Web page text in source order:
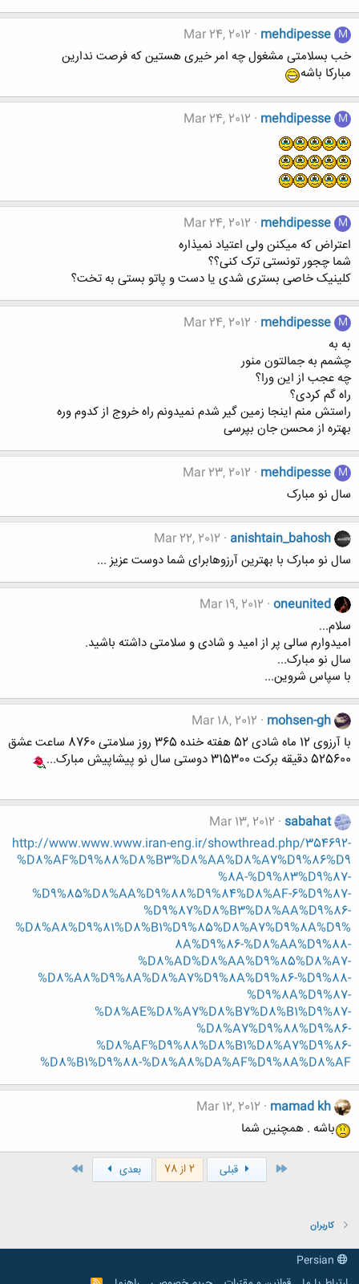
M
mehdipesse
Mar 24, 2012
خب بسلامتی مشغول چه امر خیری هستین که فرصت ندارین
مبارکا باشه
M
mehdipesse
Mar 24, 2012
M
mehdipesse
Mar 24, 2012
اعتراض که میکنن ولی اعتیاد نمیذاره
شما چجور تونستی ترک کنی؟؟
کلینیک خاصی بستری شدی یا دست و پاتو بستی به تخت؟
M
mehdipesse
Mar 24, 2012
به به
چشمم به جمالتون منور
چه عجب از این ورا؟
راه گم کردی؟
راستش منم اینجا زمین گیر شدم نمیدونم راه خروج از کدوم وره
بهتره از محسن جان بپرسی
M
mehdipesse
Mar 23, 2012
سال نو مبارک
anishtain_bahosh
Mar 22, 2012
سال نو مبارک با بهترین آرزوهابرای شما دوست عزیز ...
oneunited
Mar 19, 2012
سلام...
امیدوارم سالی پر از امید و شادی و سلامتی داشته باشید.
سال نو مبارک...
با سپاس شروین...
mohsen-gh
Mar 18, 2012
با آرزوی 12 ماه شادی 52 هفته خنده 365 روز سلامتی 8760 ساعت عشق
525600 دقیقه برکت 315300 دوستی سال نو پیشاپیش مبارک...
sabahat
Mar 13, 2012
http://www.www.www.iran-eng.ir/showthread.php/354692-
%D8%AF%D9%88%D8%B3%D8%AA%D8%A7%D9%86%D9
%8A-%D9%83%D9%87-
%D9%85%D8%AA%D9%88%D9%84%D8%AF-6%D9%87-
%D9%87%D8%B3%D8%AA%D9%86-
%D8%A8%D9%81%D8%B1%D9%85%D8%A7%D9%8A%D9%
8A%D9%86-%D8%AA%D9%88-
%D8%AD%D8%AA%D9%85%D8%A7-
%D8%A8%D9%8A%D8%A7%D9%8A%D9%86-%D9%88-
%D9%8A%D9%87-
%D8%AE%D8%A7%D8%B7%D8%B1%D9%87-
%D8%A7%D9%88%D9%86-
%D8%AF%D9%88%D8%B1%D8%A7%D9%86-
%D8%B1%D9%88-%D8%A8%DA%AF%D9%8A%D8%AF
mamad kh
Mar 12, 2012
باشه . همچنین شما
قبلی 2 از 78 بعدی
کاربران